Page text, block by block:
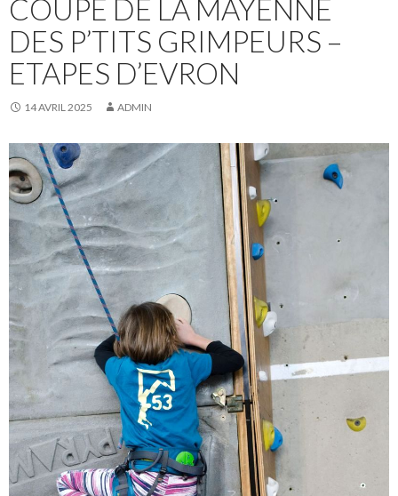
COUPE DE LA MAYENNE
DES P’TITS GRIMPEURS –
ETAPES D’EVRON
14 AVRIL 2025 ADMIN